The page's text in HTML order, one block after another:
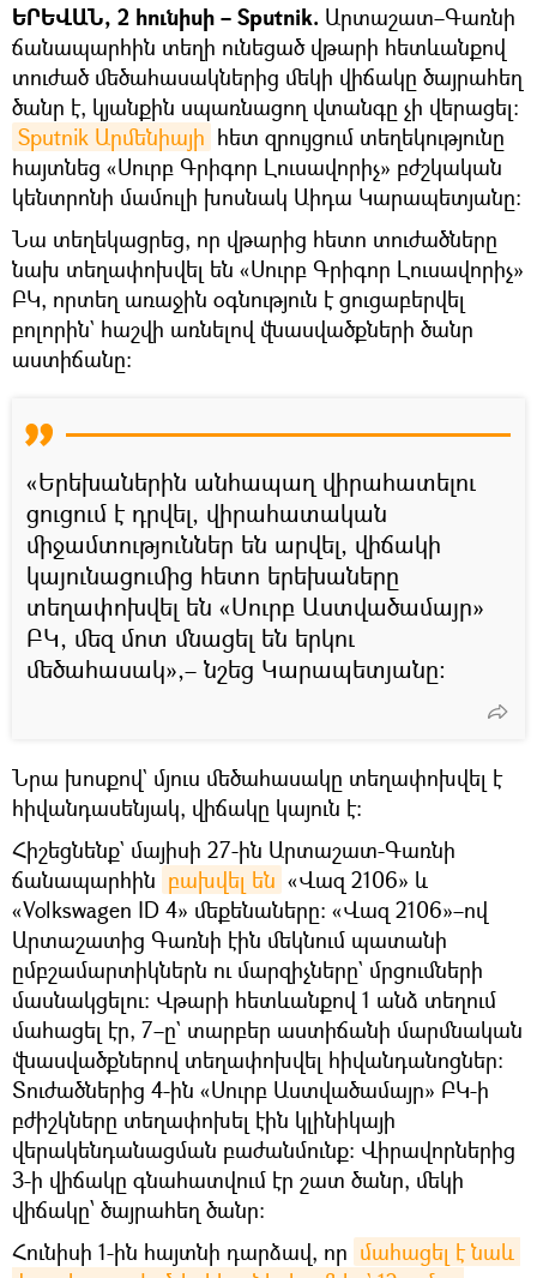
ԵՐԵՎԱՆ, 2 հունիսի – Sputnik. Արտաշատ–Գառնի
ճանապարհին տեղի ունեցած վթարի հետևանքով
տուժած մեծահասակներից մեկի վիճակը ծայրահեղ
ծանր է, կյանքին սպառնացող վտանգը չի վերացել։
Sputnik Արմենիայի հետ զրույցում տեղեկությունը
հայտնեց «Սուրբ Գրիգոր Լուսավորիչ» բժշկական
կենտրոնի մամուլի խոսնակ Աիդա Կարապետյանը։
Նա տեղեկացրեց, որ վթարից հետո տուժածները
նախ տեղափոխվել են «Սուրբ Գրիգոր Լուսավորիչ»
ԲԿ, որտեղ առաջին օգնություն է ցուցաբերվել
բոլորին` հաշվի առնելով վնասվածքների ծանր
աստիճանը։
«Երեխաներին անհապաղ վիրահատելու
ցուցում է դրվել, վիրահատական
միջամտություններ են արվել, վիճակի
կայունացումից հետո երեխաները
տեղափոխվել են «Սուրբ Աստվածամայր»
ԲԿ, մեզ մոտ մնացել են երկու
մեծահասակ»,– նշեց Կարապետյանը։
Նրա խոսքով` մյուս մեծահասակը տեղափոխվել է
հիվանդասենյակ, վիճակը կայուն է։
Հիշեցնենք` մայիսի 27-ին Արտաշատ-Գառնի
ճանապարհին բախվել են «Վազ 2106» և
«Volkswagen ID 4» մեքենաները: «Վազ 2106»–ով
Արտաշատից Գառնի էին մեկնում պատանի
ըմբշամարտիկներն ու մարզիչները` մրցումների
մասնակցելու։ Վթարի հետևանքով 1 անձ տեղում
մահացել էր, 7–ը` տարբեր աստիճանի մարմնական
վնասվածքներով տեղափոխվել հիվանդանոցներ։
Տուժածներից 4-ին «Սուրբ Աստվածամայր» ԲԿ-ի
բժիշկները տեղափոխել էին կլինիկայի
վերակենդանացման բաժանմունք։ Վիրավորներից
3-ի վիճակը գնահատվում էր շատ ծանր, մեկի
վիճակը՝ ծայրահեղ ծանր։
Հունիսի 1-ին հայտնի դարձավ, որ մահացել է նաև